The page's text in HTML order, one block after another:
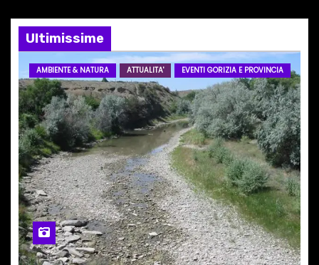
e
a
r
t
i
c
o
l
i
Ultimissime
AMBIENTE & NATURA ATTUALITA' EVENTI GORIZIA E PROVINCIA